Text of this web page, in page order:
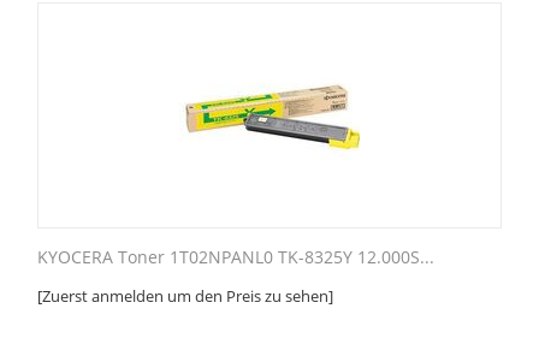
KYOCERA Toner 1T02NPANL0 TK-8325Y 12.000S...
[Zuerst anmelden um den Preis zu sehen]